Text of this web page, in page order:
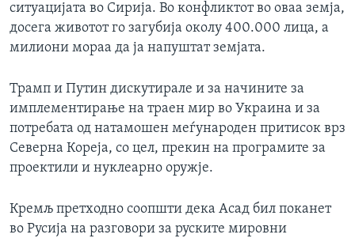
ситуацијата во Сирија. Во конфликтот во оваа земја,
досега животот го загубија околу 400.000 лица, а
милиони мораа да ја напуштат земјата.
Трамп и Путин дискутирале и за начините за
имплементирање на траен мир во Украина и за
потребата од натамошен меѓународен притисок врз
Северна Кореја, со цел, прекин на програмите за
проектили и нуклеарно оружје.
Кремљ претходно соопшти дека Асад бил поканет
во Русија на разговори за руските мировни